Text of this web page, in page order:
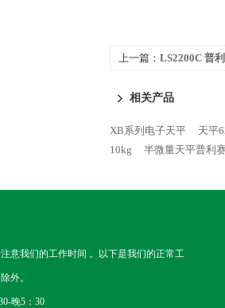
上一篇： LS2200C 普
相关产品
XB系列电子天平
天平
10kg
半微量天平普利
意我们的工作时间 。以下是我们的正常工
外。
晚5：30